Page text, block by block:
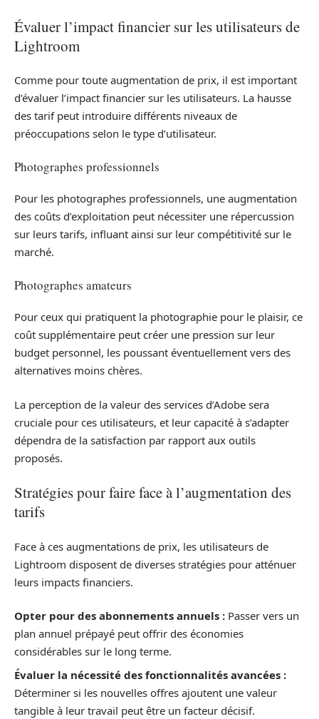
Évaluer l’impact financier sur les utilisateurs de
Lightroom
Comme pour toute augmentation de prix, il est important
d’évaluer l’impact financier sur les utilisateurs. La hausse
des tarif peut introduire différents niveaux de
préoccupations selon le type d’utilisateur.
Photographes professionnels
Pour les photographes professionnels, une augmentation
des coûts d’exploitation peut nécessiter une répercussion
sur leurs tarifs, influant ainsi sur leur compétitivité sur le
marché.
Photographes amateurs
Pour ceux qui pratiquent la photographie pour le plaisir, ce
coût supplémentaire peut créer une pression sur leur
budget personnel, les poussant éventuellement vers des
alternatives moins chères.
La perception de la valeur des services d’Adobe sera
cruciale pour ces utilisateurs, et leur capacité à s’adapter
dépendra de la satisfaction par rapport aux outils
proposés.
Stratégies pour faire face à l’augmentation des
tarifs
Face à ces augmentations de prix, les utilisateurs de
Lightroom disposent de diverses stratégies pour atténuer
leurs impacts financiers.
Opter pour des abonnements annuels : Passer vers un
plan annuel prépayé peut offrir des économies
considérables sur le long terme.
Évaluer la nécessité des fonctionnalités avancées :
Déterminer si les nouvelles offres ajoutent une valeur
tangible à leur travail peut être un facteur décisif.